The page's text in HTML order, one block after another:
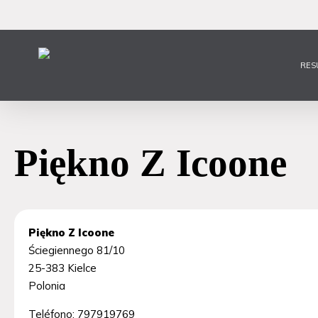
principal
Piękno Z Icoone
Piękno Z Icoone
Ściegiennego 81/10
25-383 Kielce
Polonia
Teléfono: 797919769